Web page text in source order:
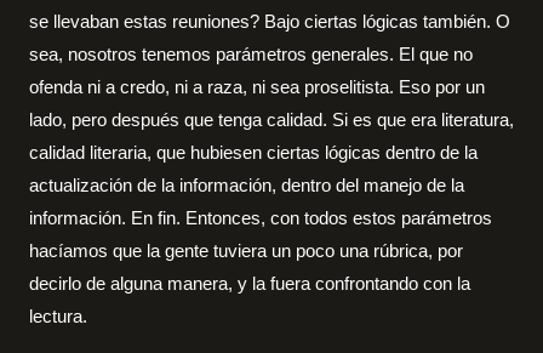
se llevaban estas reuniones? Bajo ciertas lógicas también. O
sea, nosotros tenemos parámetros generales. El que no
ofenda ni a credo, ni a raza, ni sea proselitista. Eso por un
lado, pero después que tenga calidad. Si es que era literatura,
calidad literaria, que hubiesen ciertas lógicas dentro de la
actualización de la información, dentro del manejo de la
información. En fin. Entonces, con todos estos parámetros
hacíamos que la gente tuviera un poco una rúbrica, por
decirlo de alguna manera, y la fuera confrontando con la
lectura.